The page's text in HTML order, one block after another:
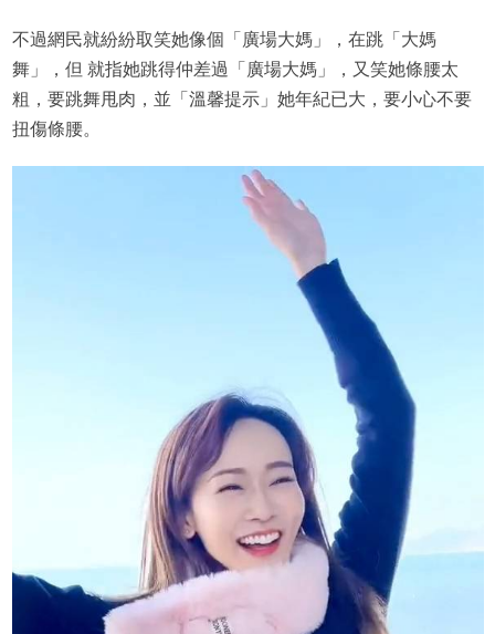
不過網民就紛紛取笑她像個「廣場大媽」，在跳「大媽
舞」，但 就指她跳得仲差過「廣場大媽」，又笑她條腰太
粗，要跳舞甩肉，並「溫馨提示」她年紀已大，要小心不要
扭傷條腰。